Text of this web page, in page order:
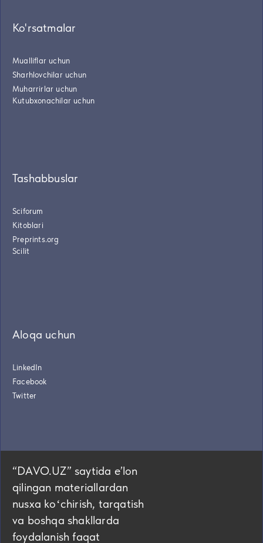
Ko'rsatmalar
Mualliflar uchun
Sharhlovchilar uchun
Muharrirlar uchun
Kutubxonachilar uchun
Tashabbuslar
Sciforum
Kitoblari
Preprints.org
Scilit
Aloqa uchun
LinkedIn
Facebook
Twitter
“DAVO.UZ” saytida eʼlon
qilingan materiallardan
nusxa koʻchirish, tarqatish
va boshqa shakllarda
foydalanish faqat